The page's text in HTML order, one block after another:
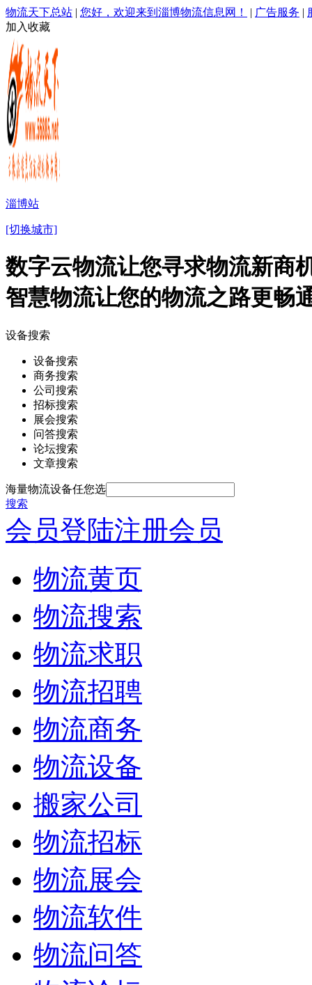
物流天下总站 | 您好，欢迎来到淄博物流信息网！ | 广告服务 |
加入收藏
淄博站
[切换城市]
数字云物流让您寻求物流新商
智慧物流让您的物流之路更畅
设备搜索
设备搜索
商务搜索
公司搜索
招标搜索
展会搜索
问答搜索
论坛搜索
文章搜索
海量物流设备任您选
搜索
会员登陆注册会员
物流黄页
物流搜索
物流求职
物流招聘
物流商务
物流设备
搬家公司
物流招标
物流展会
物流软件
物流问答